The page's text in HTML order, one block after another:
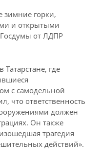
зимние горки,
и открытыми
от ЛДПР
где
с самодельной
что ответственность
должен
Он также
трагедия
действий».